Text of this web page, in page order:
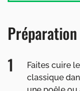
Préparation
Faites cuire
classique